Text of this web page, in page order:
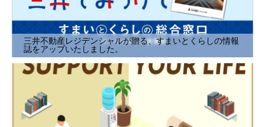
三井不動産レジデンシャルが贈る、すまいとくらしの情報
誌をアップいたしました。